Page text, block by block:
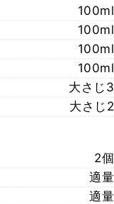
100ml
100ml
100ml
100ml
大さじ3
大さじ2
2個
適量
適量